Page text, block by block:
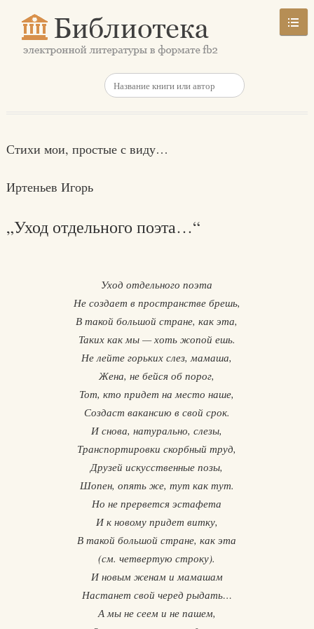
Стихи мои, простые с виду…
Иртеньев Игорь
„Уход отдельного поэта…“
Уход отдельного поэта
Не создает в пространстве брешь,
В такой большой стране, как эта,
Таких как мы — хоть жопой ешь.
Не лейте горьких слез, мамаша,
Жена, не бейся об порог,
Тот, кто придет на место наше,
Создаст вакансию в свой срок.
И снова, натурально, слезы,
Транспортировки скорбный труд,
Друзей искусственные позы,
Шопен, опять же, тут как тут.
Но не прервется эстафета
И к новому придет витку,
В такой большой стране, как эта
(см. четвертую строку).
И новым женам и мамашам
Настанет свой черед рыдать…
А мы не сеем и не пашем,